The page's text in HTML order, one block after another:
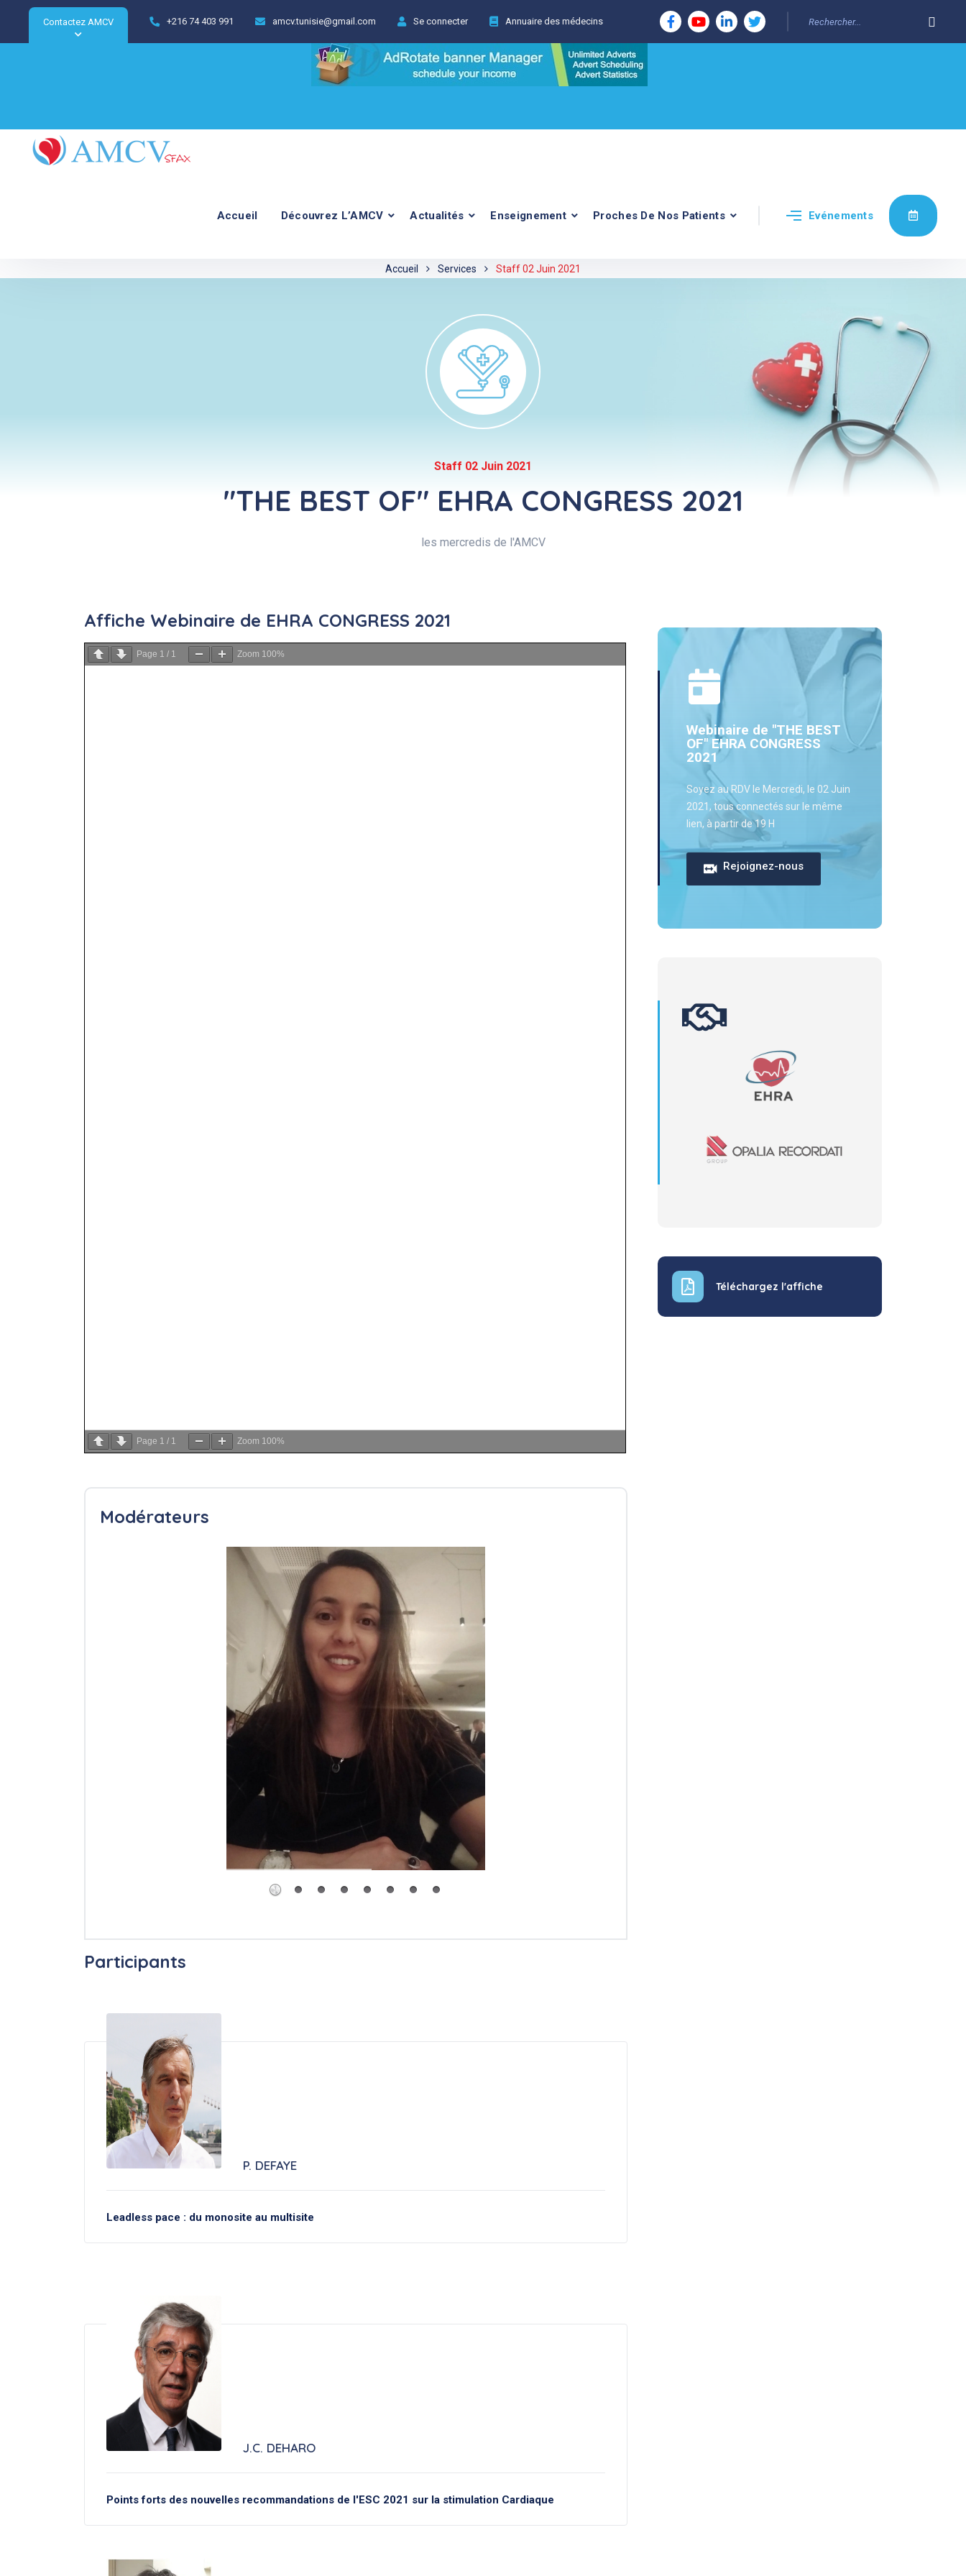
Contactez AMCV +216 74 403 991 amcv.tunisie@gmail.com Se connecter Annuaire des médecins
Accueil Découvrez L’AMCV Actualités Enseignement Proches De Nos Patients Evénements
Accueil Services Staff 02 Juin 2021
Staff 02 Juin 2021
"THE BEST OF" EHRA CONGRESS 2021
les mercredis de l'AMCV
Affiche Webinaire de EHRA CONGRESS 2021
Page 1 / 1 Zoom 100%
Page 1 / 1 Zoom 100%
Modérateurs
Participants
P. DEFAYE
Leadless pace : du monosite au multisite
J.C. DEHARO
Points forts des nouvelles recommandations de l'ESC 2021 sur la stimulation Cardiaque
Webinaire de "THE BEST
OF" EHRA CONGRESS
2021
Soyez au RDV le Mercredi, le 02 Juin
2021, tous connectés sur le même
lien, à partir de 19 H
Rejoignez-nous
Téléchargez l'affiche